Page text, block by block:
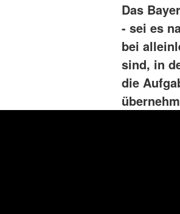
Das
- sei es
bei
sind, in
die